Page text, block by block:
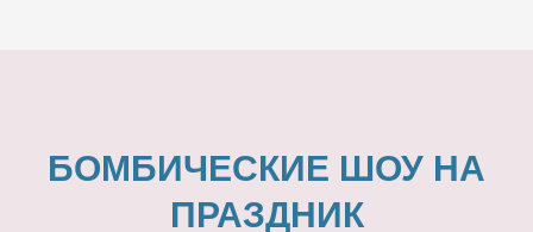
БОМБИЧЕСКИЕ ШОУ НА
ПРАЗДНИК